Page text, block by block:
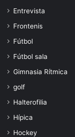
Entrevista
Frontenis
Fútbol
Fútbol sala
Gimnasia Rítmica
golf
Halterofilia
Hípica
Hockey